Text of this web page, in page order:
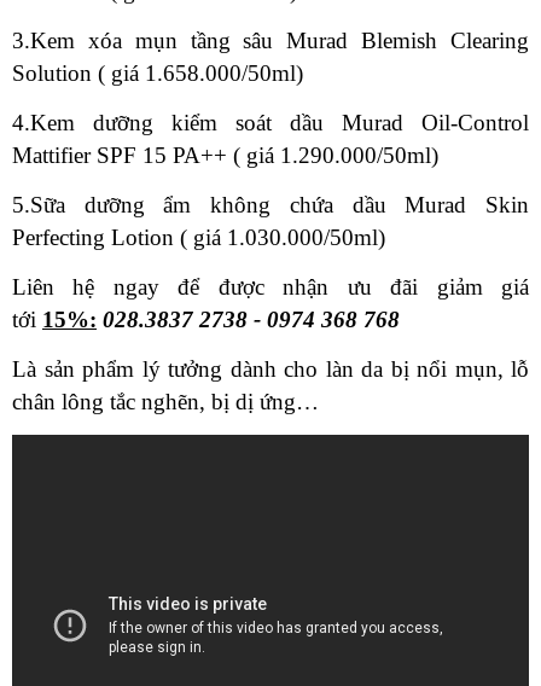
3.Kem xóa mụn tầng sâu Murad Blemish Clearing
Solution ( giá 1.658.000/50ml)
4.Kem dưỡng kiểm soát dầu Murad Oil-Control
Mattifier SPF 15 PA++ ( giá 1.290.000/50ml)
5.Sữa dưỡng ẩm không chứa dầu Murad Skin
Perfecting Lotion ( giá 1.030.000/50ml)
Liên hệ ngay để được nhận ưu đãi giảm giá
tới 15%: 028.3837 2738 - 0974 368 768
Là sản phẩm lý tưởng dành cho làn da bị nổi mụn, lỗ
chân lông tắc nghẽn, bị dị ứng…